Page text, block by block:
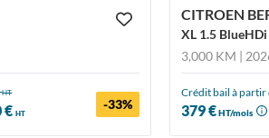
HT
€HT
-33%
CITROEN
XL 1.5
3,000 KM |
Crédit bail à partir
379 €HT/mois